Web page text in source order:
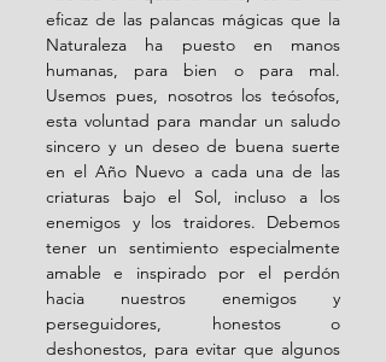
eficaz de las palancas mágicas que la
Naturaleza ha puesto en manos
humanas, para bien o para mal.
Usemos pues, nosotros los teósofos,
esta voluntad para mandar un saludo
sincero y un deseo de buena suerte
en el Año Nuevo a cada una de las
criaturas bajo el Sol, incluso a los
enemigos y los traidores. Debemos
tener un sentimiento especialmente
amable e inspirado por el perdón
hacia nuestros enemigos y
perseguidores, honestos o
deshonestos, para evitar que algunos